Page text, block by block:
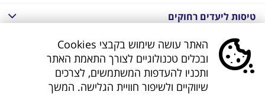
טיסות ליעדים רחוקים
חבילות נופש בחו"ל
חבילות נופש בחו"ל
האתר עושה שימוש בקבצי Cookies
ובכלים טכנולוגיים לצורך התאמת האתר
ותכניו להעדפות המשתמשים, לצרכים
שיווקיים ולשיפור חוויית הגלישה. המשך